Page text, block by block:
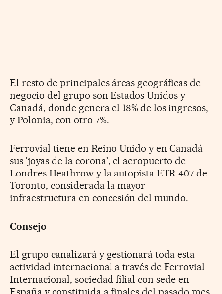
El resto de principales áreas geográficas de
negocio del grupo son Estados Unidos y
Canadá, donde genera el 18% de los ingresos,
y Polonia, con otro 7%.
Ferrovial tiene en Reino Unido y en Canadá
sus 'joyas de la corona', el aeropuerto de
Londres Heathrow y la autopista ETR-407 de
Toronto, considerada la mayor
infraestructura en concesión del mundo.
Consejo
El grupo canalizará y gestionará toda esta
actividad internacional a través de Ferrovial
Internacional, sociedad filial con sede en